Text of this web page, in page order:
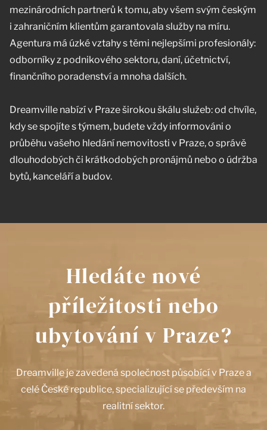
mezinárodních partnerů k tomu, aby všem svým českým
i zahraničním klientům garantovala služby na míru.
Agentura má úzké vztahy s těmi nejlepšími profesionály:
odborníky z podnikového sektoru, daní, účetnictví,
finančního poradenství a mnoha dalších.
Dreamville nabízí v Praze širokou škálu služeb: od chvíle,
kdy se spojíte s týmem, budete vždy informováni o
průběhu vašeho hledání nemovitosti v Praze, o správě
dlouhodobých či krátkodobých pronájmů nebo o údržba
bytů, kanceláří a budov.
Hledáte nové
příležitosti nebo
ubytování v Praze?
Dreamville je zavedená společnost působící v Praze a
celé České republice, specializující se především na
realitní sektor.